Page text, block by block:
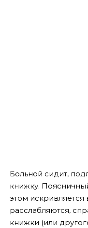
Больной сидит,
книжку.
этом
расслабляются,
книжки (или